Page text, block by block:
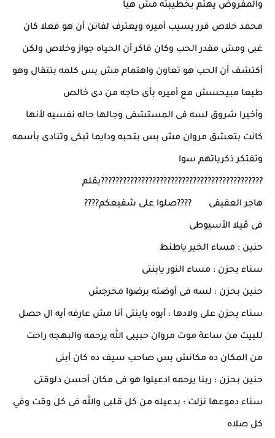
والمفروض يهتم بخطيبته مش هيا
محمد خلاص قرر يسيب أميره ويعترف لفاتن أن هو فعلا كان
غبى ومش مقدر الحب وكان فاكر أن الحياه جواز وخلاص ولكن
أكتشف أن الحب هو تعاون واهتمام مش بس كلمه بتتقال وهو
طبعا مبيحسش مع أميره بأى حاجه من دى خالص
وأخيرا شروق لسه فى المستشفى وجالها حاله نفسيه لأنها
كانت بتعشق مروان مش بس بتحبه ودايما تبكى وتنادى بأسمه
وتفتكر ذكرياتهم سوا
????????????????????????????????????????????بقلم
هاجر العفيفى ????صلوا على شفيعكم????
فى ڤيلا الأسيوطى
حنين : مساء الخير ياطنط
سناء بحزن : مساء النور يابنتى
حنين بحزن : لسه فى أوضته برضوا مخرجش
سناء بحزن على ولادها : أيوه يابنتى أنا مش عارفه أيه ال حصل
للبيت من ساعة موت مروان حبيبى الله يرحمه والبهجه راحت
من المكان ده مكانش بس صاحب سيف ده كان أبنى
حنين بحزن : ربنا يرحمه ادعيلوا هو فى مكان أحسن دلوقتى
سناء دموعها نزلت : بدعيله من كل قلبى والله فى كل وقت وفي
كل صلاه